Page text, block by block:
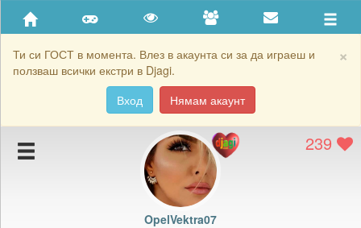
×
Ти си ГОСТ в момента. Влез в акаунта си за да играеш и
ползваш всички екстри в Djagi.
Вход
Нямам акаунт
Приятели
Хронология на игри
Подаръците на OpelVektra07
Картичките на OpelVektra07
Блокирай OpelVektra07
239
OpelVektra07